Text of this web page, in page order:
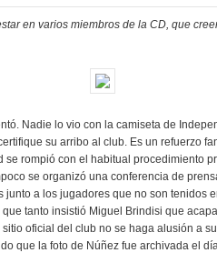
en varios miembros de la CD, que
Nadie lo vio con la camiseta de
su arribo al club. Es un refuerzo
se rompió con el habitual procedimiento
se organizó una conferencia de
a los jugadores que no son tenidos
tanto insistió Miguel Brindisi que
oficial del club no se haga alusión a
que la foto de Núñez fue archivada el